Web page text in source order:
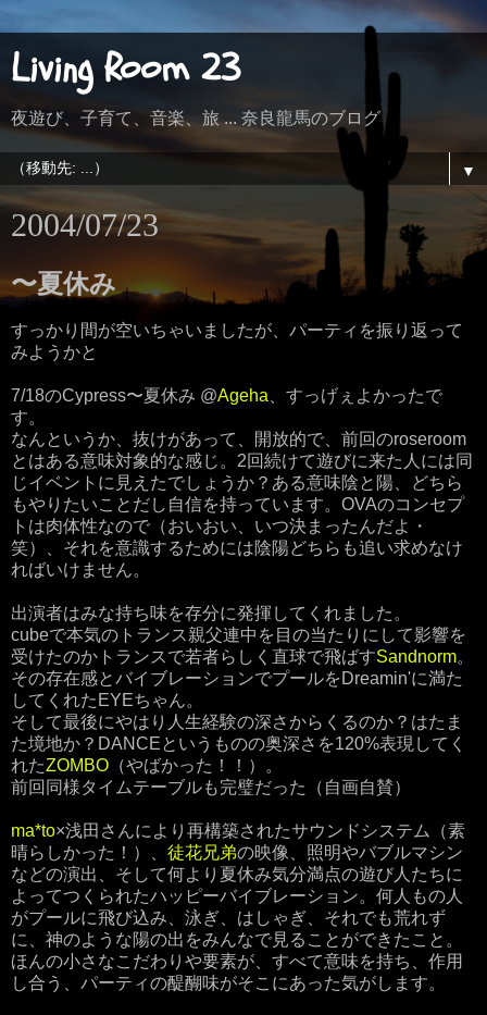
Living Room 23
夜遊び、子育て、音楽、旅 ... 奈良龍馬のブログ
▼
2004/07/23
〜夏休み
すっかり間が空いちゃいましたが、パーティを振り返って
みようかと
7/18のCypress〜夏休み @Ageha 、すっげぇよかったで
す。
なんというか、抜けがあって、開放的で、前回のroseroom
とはある意味対象的な感じ。2回続けて遊びに来た人には同
じイベントに見えたでしょうか？ある意味陰と陽、どちら
もやりたいことだし自信を持っています。OVAのコンセプ
トは肉体性なので（おいおい、いつ決まったんだよ・
笑）、それを意識するためには陰陽どちらも追い求めなけ
ればいけません。
出演者はみな持ち味を存分に発揮してくれました。
cubeで本気のトランス親父連中を目の当たりにして影響を
受けたのかトランスで若者らしく直球で飛ばすSandnorm。
その存在感とバイブレーションでプールをDreamin'に満た
してくれたEYEちゃん。
そして最後にやはり人生経験の深さからくるのか？はたま
た境地か？DANCEというものの奥深さを120%表現してく
れたZOMBO （やばかった！！）。
前回同様タイムテーブルも完璧だった（自画自賛）
ma*to×浅田さんにより再構築されたサウンドシステム（素
晴らしかった！）、 徒花兄弟の映像、照明やバブルマシン
などの演出、そして何より夏休み気分満点の遊び人たちに
よってつくられたハッピーバイブレーション。何人もの人
がプールに飛び込み、泳ぎ、はしゃぎ、それでも荒れず
に、神のような陽の出をみんなで見ることができたこと。
ほんの小さなこだわりや要素が、すべて意味を持ち、作用
し合う、パーティの醍醐味がそこにあった気がします。